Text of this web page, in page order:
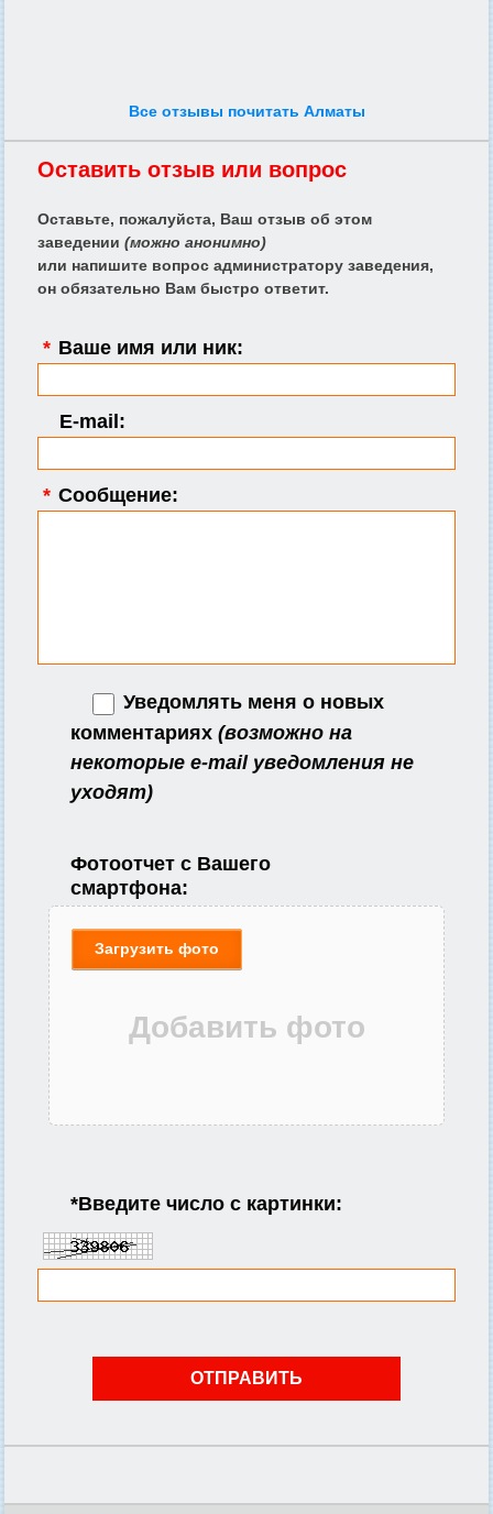
Все отзывы почитать Алматы
Оставить отзыв или вопрос
Оставьте, пожалуйста, Ваш отзыв об этом
заведении (можно анонимно)
или напишите вопрос администратору заведения,
он обязательно Вам быстро ответит.
* Ваше имя или ник:
E-mail:
* Сообщение:
Уведомлять меня о новых
комментариях (возможно на
некоторые e-mail уведомления не
уходят)
Фотоотчет с Вашего
смартфона:
Загрузить фото
*Введите число с картинки: